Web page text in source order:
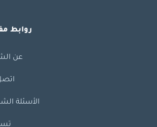
روابط
عن
الأسئلة